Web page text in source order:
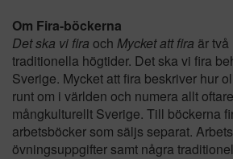
Om Fira-böckerna
Det ska vi fira och Mycket att fira är
traditionella högtider. Det ska vi fira
Sverige. Mycket att fira beskriver hur
runt om i världen och numera allt
mångkulturellt Sverige. Till böckerna
arbetsböcker som säljs separat.
övningsuppgifter samt några